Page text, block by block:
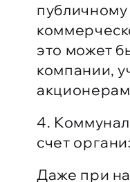
публичному
это может
компании,
4.
счет
Даже при